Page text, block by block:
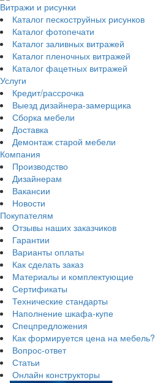
Витражи и рисунки
Каталог пескоструйных рисунков
Каталог фотопечати
Каталог заливных витражей
Каталог пленочных витражей
Каталог фацетных витражей
Услуги
Кредит/рассрочка
Выезд дизайнера-замерщика
Сборка мебели
Доставка
Демонтаж старой мебели
Компания
Производство
Дизайнерам
Вакансии
Новости
Покупателям
Отзывы наших заказчиков
Гарантии
Варианты оплаты
Как сделать заказ
Материалы и комплектующие
Сертификаты
Технические стандарты
Наполнение шкафа-купе
Спецпредложения
Как формируется цена на мебель?
Вопрос-ответ
Статьи
Онлайн конструкторы